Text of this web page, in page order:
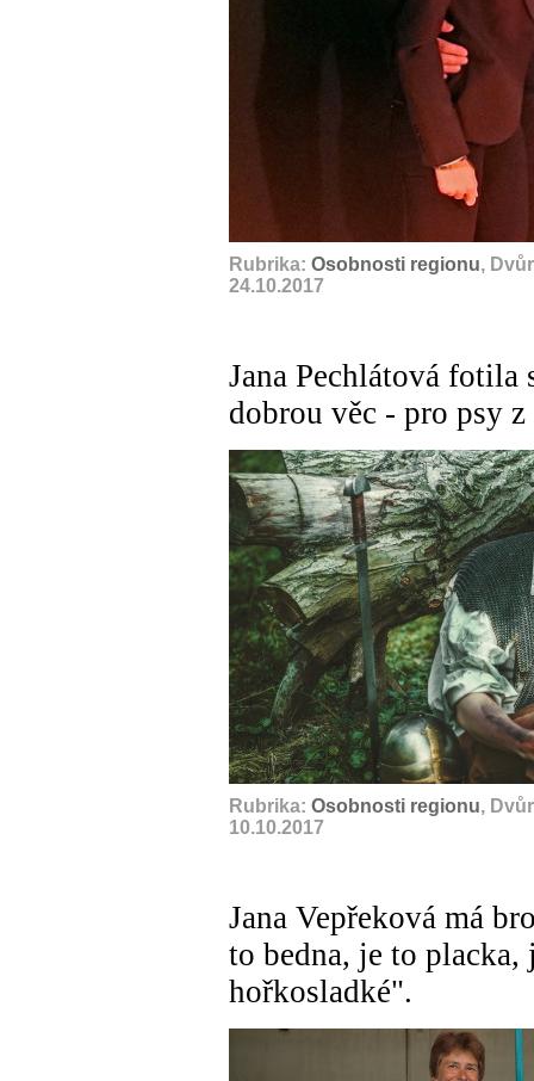
Rubrika: Osobnosti regionu,
24.10.2017
Jana Pechlátová fotila
dobrou věc - pro psy
Rubrika: Osobnosti regionu,
10.10.2017
Jana Vepřeková má
to bedna, je to placka,
hořkosladké".